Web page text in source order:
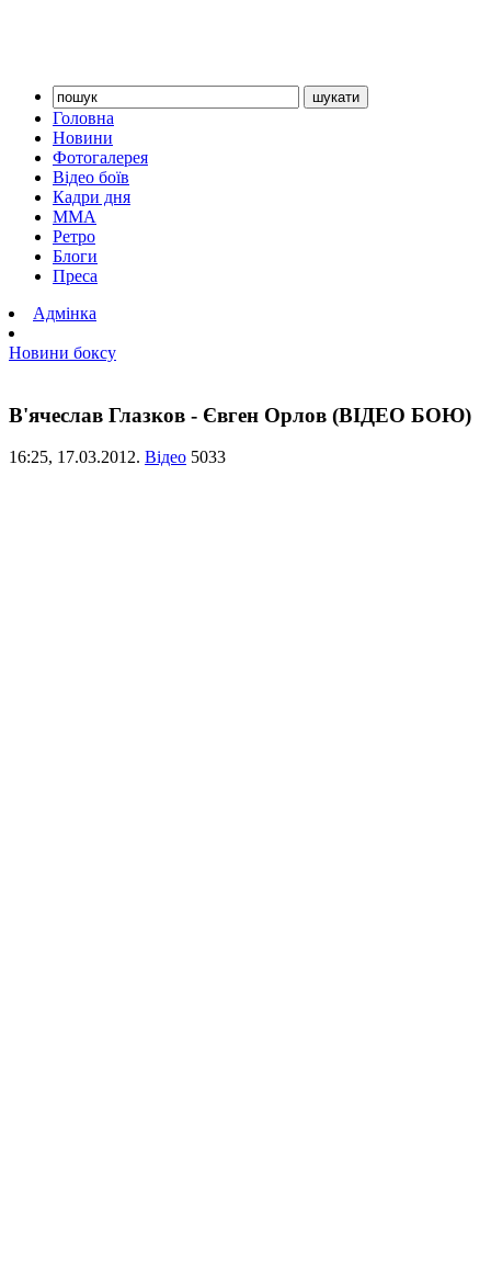
Головна
Новини
Фотогалерея
Відео боїв
Кадри дня
ММА
Ретро
Блоги
Преса
Адмінка
Новини боксу
В'ячеслав Глазков - Євген Орлов (ВІДЕО БОЮ)
16:25, 17.03.2012. Відео 5033